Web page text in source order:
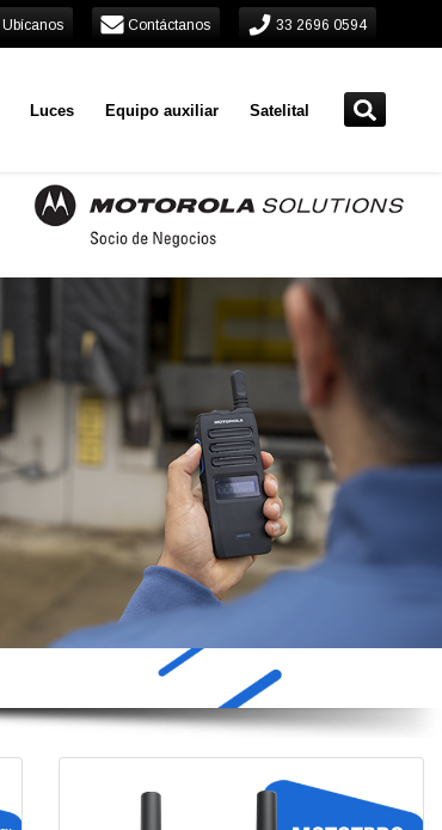
Ubícanos Contáctanos 33 2696 0594
Luces Equipo auxiliar Satelital